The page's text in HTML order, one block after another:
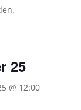
25
@ 12:00